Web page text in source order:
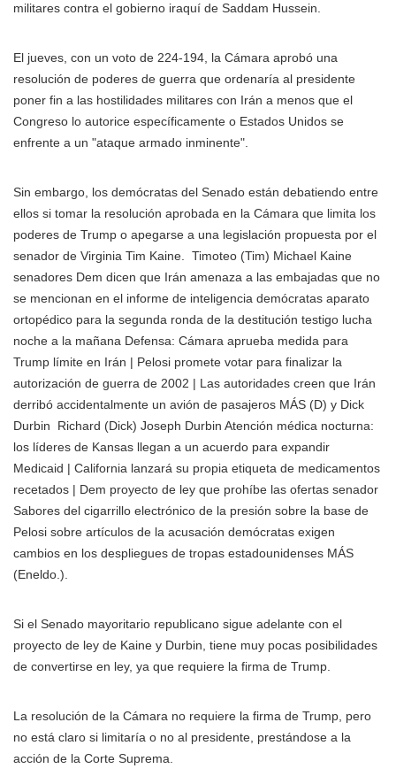
militares contra el gobierno iraquí de Saddam Hussein.
El jueves, con un voto de 224-194, la Cámara aprobó una
resolución de poderes de guerra que ordenaría al presidente
poner fin a las hostilidades militares con Irán a menos que el
Congreso lo autorice específicamente o Estados Unidos se
enfrente a un "ataque armado inminente".
Sin embargo, los demócratas del Senado están debatiendo entre
ellos si tomar la resolución aprobada en la Cámara que limita los
poderes de Trump o apegarse a una legislación propuesta por el
senador de Virginia Tim Kaine.
Timoteo (Tim) Michael Kaine
senadores Dem dicen que Irán amenaza a las embajadas que no
se mencionan en el informe de inteligencia demócratas aparato
ortopédico para la segunda ronda de la destitución testigo lucha
noche a la mañana Defensa: Cámara aprueba medida para
Trump límite en Irán | Pelosi promete votar para finalizar la
autorización de guerra de 2002 | Las autoridades creen que Irán
derribó accidentalmente un avión de pasajeros MÁS (D) y Dick
Durbin
Richard (Dick) Joseph Durbin Atención médica nocturna:
los líderes de Kansas llegan a un acuerdo para expandir
Medicaid | California lanzará su propia etiqueta de medicamentos
recetados | Dem proyecto de ley que prohíbe las ofertas senador
Sabores del cigarrillo electrónico de la presión sobre la base de
Pelosi sobre artículos de la acusación demócratas exigen
cambios en los despliegues de tropas estadounidenses MÁS
(Eneldo.).
Si el Senado mayoritario republicano sigue adelante con el
proyecto de ley de Kaine y Durbin, tiene muy pocas posibilidades
de convertirse en ley, ya que requiere la firma de Trump.
La resolución de la Cámara no requiere la firma de Trump, pero
no está claro si limitaría o no al presidente, prestándose a la
acción de la Corte Suprema.